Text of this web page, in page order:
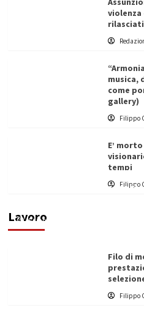
violenza
rilasciati
musica,
come
gallery)
Filippo
E’
tempi
Filippo
Lavoro
L’ingegnere saccense
di un progetto
Filippo Cardinale
Filo di
Filippo